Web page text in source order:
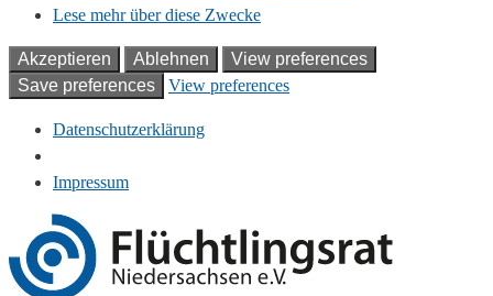
Lese mehr über diese Zwecke
Akzeptieren Ablehnen
View preferences
Save preferences
View preferences
Datenschutzerklärung
Impressum
Inhalt
springen